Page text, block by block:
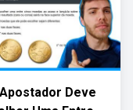
Deve